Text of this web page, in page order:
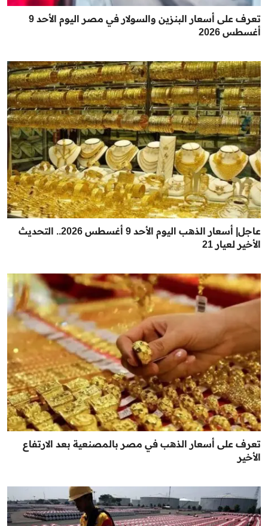
تعرف على أسعار البنزين والسولار في مصر اليوم الأحد 9
أغسطس 2026
عاجل| أسعار الذهب اليوم الأحد 9 أغسطس 2026.. التحديث
الأخير لعيار 21
تعرف على أسعار الذهب في مصر بالمصنعية بعد الارتفاع
الأخير